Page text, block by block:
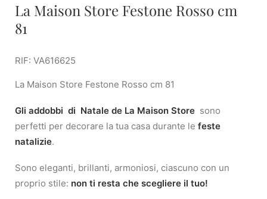
La Maison Store Festone Rosso cm
81
RIF: VA616625
La Maison Store Festone Rosso cm 81
Gli addobbi di Natale de La Maison Store sono
perfetti per decorare la tua casa durante le feste
natalizie.
Sono eleganti, brillanti, armoniosi, ciascuno con un
proprio stile: non ti resta che scegliere il tuo!